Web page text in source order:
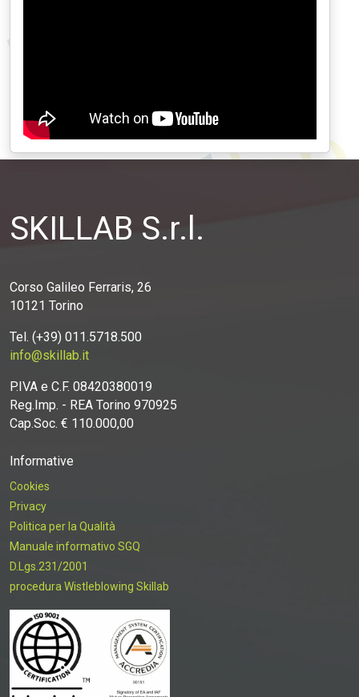
SKILLAB S.r.l.
Corso Galileo Ferraris, 26
10121 Torino
Tel. (+39) 011.5718.500
info@skillab.it
P.IVA e C.F. 08420380019
Reg.Imp. - REA Torino 970925
Cap.Soc. € 110.000,00
Informative
Cookies
Privacy
Politica per la Qualità
Manuale informativo SGQ
D.Lgs.231/2001
procedura Wistleblowing Skillab